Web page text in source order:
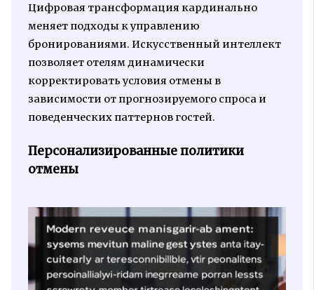
Цифровая трансформация кардинально
меняет подходы к управлению
бронированиями. Искусственный интеллект
позволяет отелям динамически
корректировать условия отмены в
зависимости от прогнозируемого спроса и
поведенческих паттернов гостей.
Персонализированные политики
отмены